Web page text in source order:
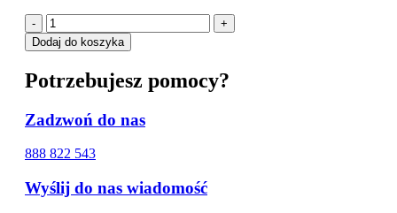
-
+
Dodaj do koszyka
Potrzebujesz pomocy?
Zadzwoń do nas
888 822 543
Wyślij do nas wiadomość